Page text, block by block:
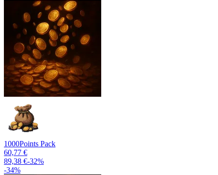
1000Points Pack
60,77 €
89,38 €-32%
-34%